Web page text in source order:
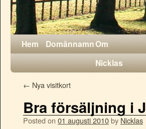
Hem DomännamnOm
Nicklas
← Nya visitkort
Bra försäljning i
Posted on 01 augusti 2010by Nicklas